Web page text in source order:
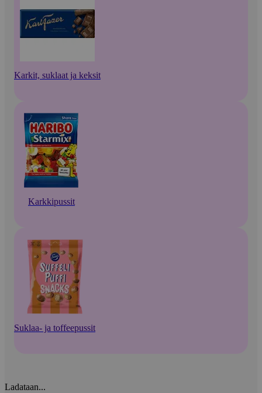
Karkit, suklaat ja keksit
Karkkipussit
Suklaa- ja toffeepussit
Ladataan...